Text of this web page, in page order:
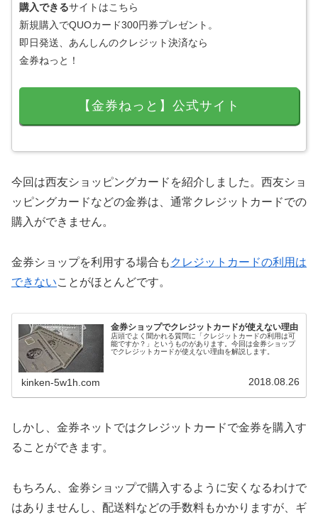
購入できるサイトはこちら
新規購入でQUOカード300円券プレゼント。
即日発送、あんしんのクレジット決済なら
金券ねっと！
【金券ねっと】公式サイト
今回は西友ショッピングカードを紹介しました。西友ショ
ッピングカードなどの金券は、通常クレジットカードでの
購入ができません。
金券ショップを利用する場合も クレジットカードの利用は
できないことがほとんどです。
金券ショップでクレジットカードが使えない理由
店頭でよく聞かれる質問に「クレジットカードの利用は可
能ですか？」というものがあります。今回は金券ショップ
でクレジットカードが使えない理由を解説します。
kinken-5w1h.com 2018.08.26
しかし、金券ネットではクレジットカードで金券を購入す
ることができます。
もちろん、金券ショップで購入するように安くなるわけで
はありませんし、配送料などの手数料もかかりますが、ギ